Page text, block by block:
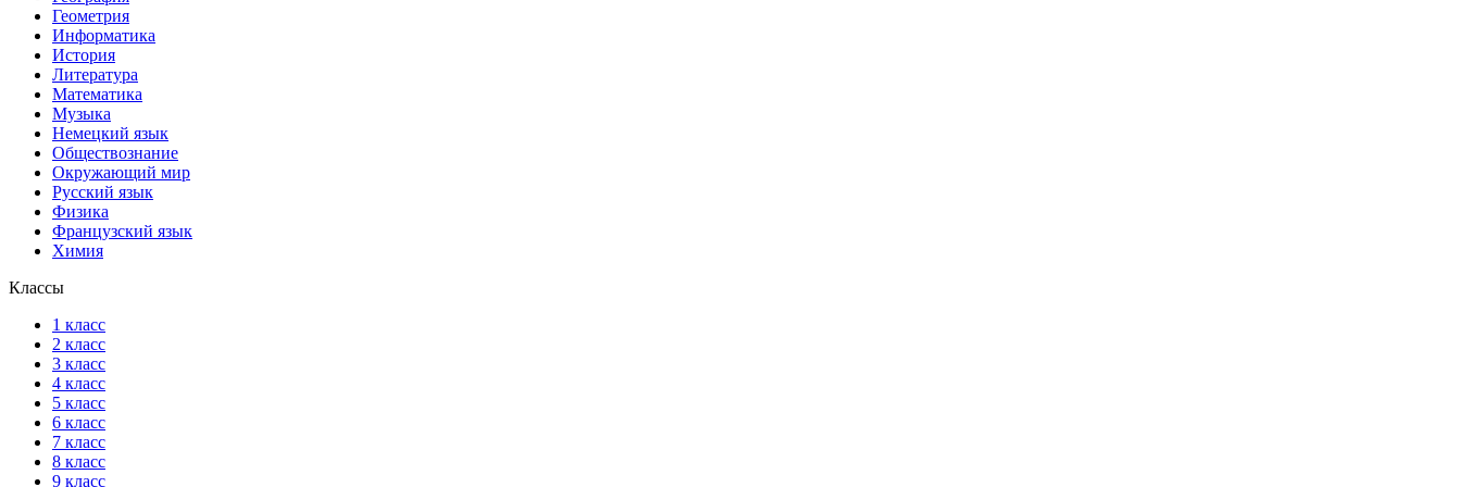
Геометрия
Информатика
История
Литература
Математика
Музыка
Немецкий язык
Обществознание
Окружающий мир
Русский язык
Физика
Французский язык
Химия
Классы
1 класс
2 класс
3 класс
4 класс
5 класс
6 класс
7 класс
8 класс
9 класс